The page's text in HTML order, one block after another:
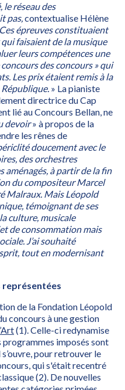
le réseau des
pas,contextualise Hélène
Ces épreuves constituaient
faisaient de la musique
leurs compétences une
des concours » qui
Les prix étaient remis à la
» La pianiste
directrice du Cap
lié au Concours Bellan, ne
devoir» à propos de la
les rênes de
doucement avec le
des orchestres
aménagés, à partir de la fin
du compositeur Marcel
Malraux. Mais Léopold
témoignant de ses
culture, musicale
de consommation mais
J’ai souhaité
tout en modernisant
représentées
de la Fondation Léopold
concours à une gestion
(1). Celle-ci redynamise
programmes imposés sont
pour retrouver le
qui s'était recentré
(2). De nouvelles